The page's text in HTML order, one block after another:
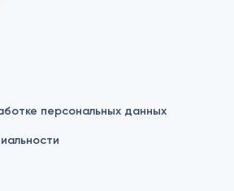
персональных данных